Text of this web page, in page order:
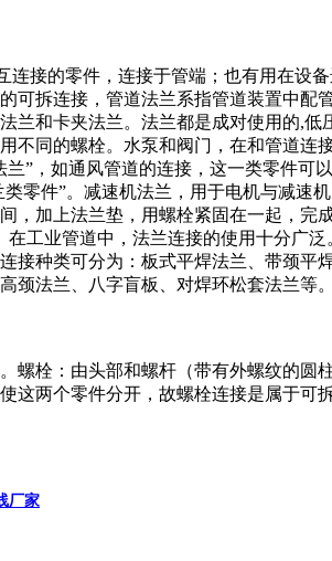
连接的零件，连接于管端；也有用在
可拆连接，管道法兰系指管道装置中
兰和卡夹法兰。法兰都是成对使用的,
不同的螺栓。水泵和阀门，在和管道
”，如通风管道的连接，这一类零件
零件”。减速机法兰，用于电机与减速
，加上法兰垫，用螺栓紧固在一起，
工业管道中，法兰连接的使用十分广
接种类可分为：板式平焊法兰、带颈
颈法兰、八字盲板、对焊环松套法兰等。
螺栓：由头部和螺杆（带有外螺纹的
这两个零件分开，故螺栓连接是属于可拆
厂家